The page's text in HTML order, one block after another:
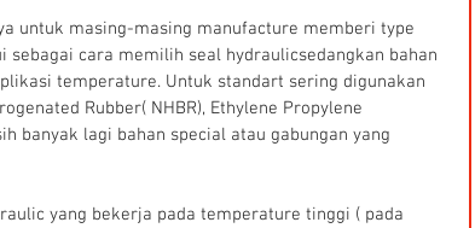
untuk masing-masing manufacture memberi type
cara memilih seal hydraulicsedangkan bahan
temperature. Untuk standart sering digunakan
Rubber( NHBR), Ethylene Propylene
banyak lagi bahan special atau gabungan yang
yang bekerja pada temperature tinggi ( pada